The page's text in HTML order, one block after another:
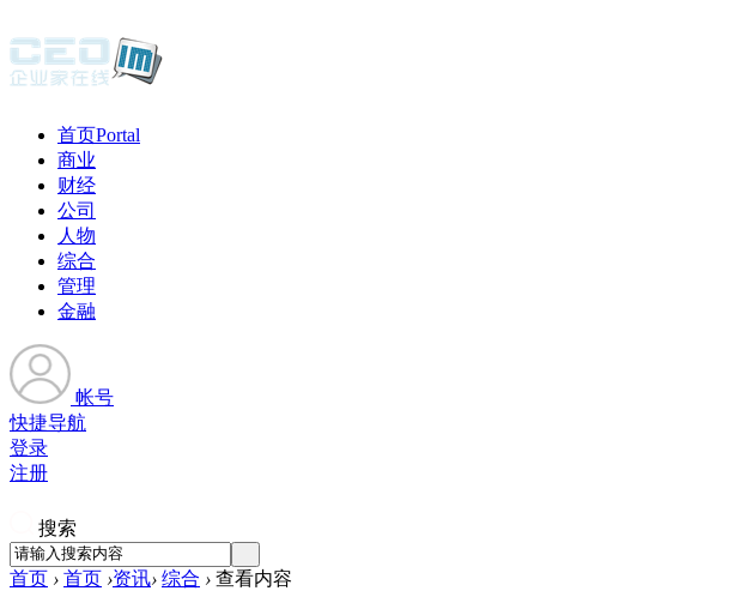
首页Portal
商业
财经
公司
人物
综合
管理
金融
帐号
快捷导航
登录
注册
搜索
首页 › 首页 ›资讯› 综合 › 查看内容